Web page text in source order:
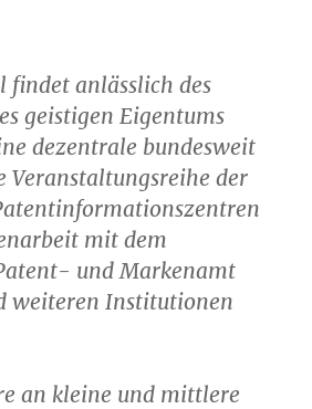
findet anlässlich des
geistigen Eigentums
dezentrale bundesweit
Veranstaltungsreihe der
mit dem
und Markenamt
weiteren Institutionen
an kleine und mittlere